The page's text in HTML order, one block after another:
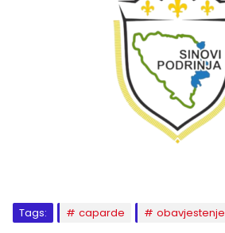
Tags: caparde obavjestenje